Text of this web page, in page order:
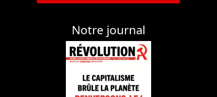
Notre journal